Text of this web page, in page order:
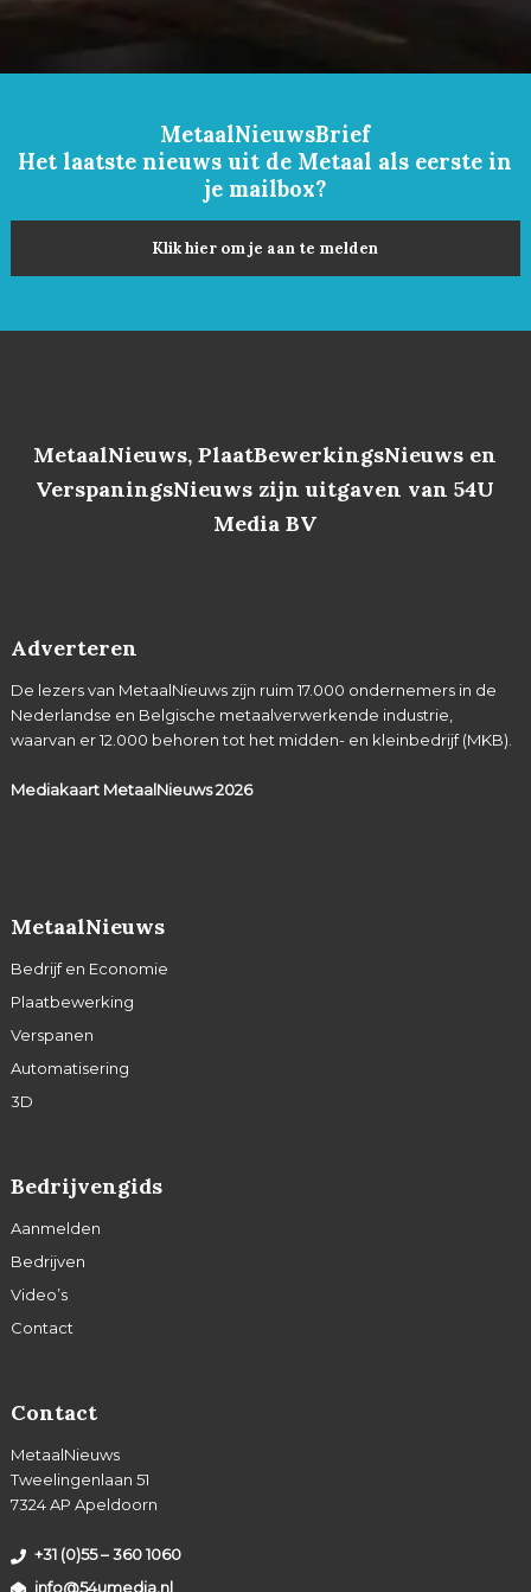
MetaalNieuwsBrief
Het laatste nieuws uit de Metaal als eerste in
je mailbox?
Klik hier om je aan te melden
MetaalNieuws, PlaatBewerkingsNieuws en
VerspaningsNieuws zijn uitgaven van 54U
Media BV
Adverteren
De lezers van MetaalNieuws zijn ruim 17.000 ondernemers in de
Nederlandse en Belgische metaalverwerkende industrie,
waarvan er 12.000 behoren tot het midden- en kleinbedrijf (MKB).
Mediakaart MetaalNieuws2026
MetaalNieuws
Bedrijf en Economie
Plaatbewerking
Verspanen
Automatisering
3D
Bedrijvengids
Aanmelden
Bedrijven
Video’s
Contact
Contact
MetaalNieuws
Tweelingenlaan 51
7324 AP Apeldoorn
+31 (0)55 – 360 1060
info@54umedia.nl